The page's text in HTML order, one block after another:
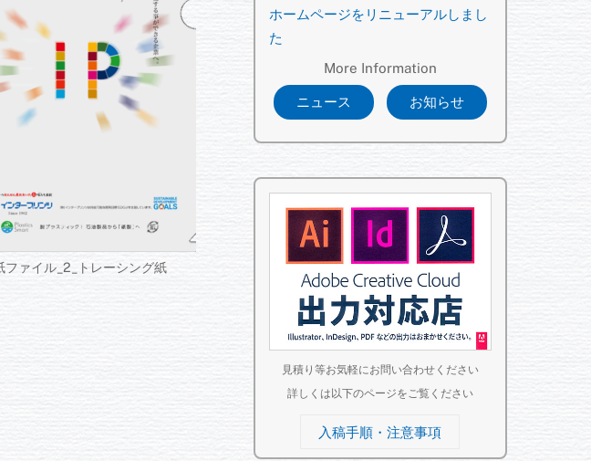
ファイル_2_トレーシング紙
ホームページをリニューアルしまし
た
More Information
ニュース お知らせ
見積り等お気軽にお問い合わせください
詳しくは以下のページをご覧ください
入稿手順・注意事項